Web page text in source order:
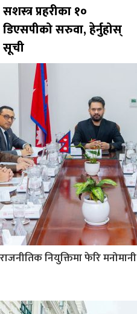
सशस्त्र प्रहरीका १०
डिएसपीको सरुवा, हेर्नुहोस्
सूची
राजनीतिक नियुक्तिमा फेरि मनोमानी